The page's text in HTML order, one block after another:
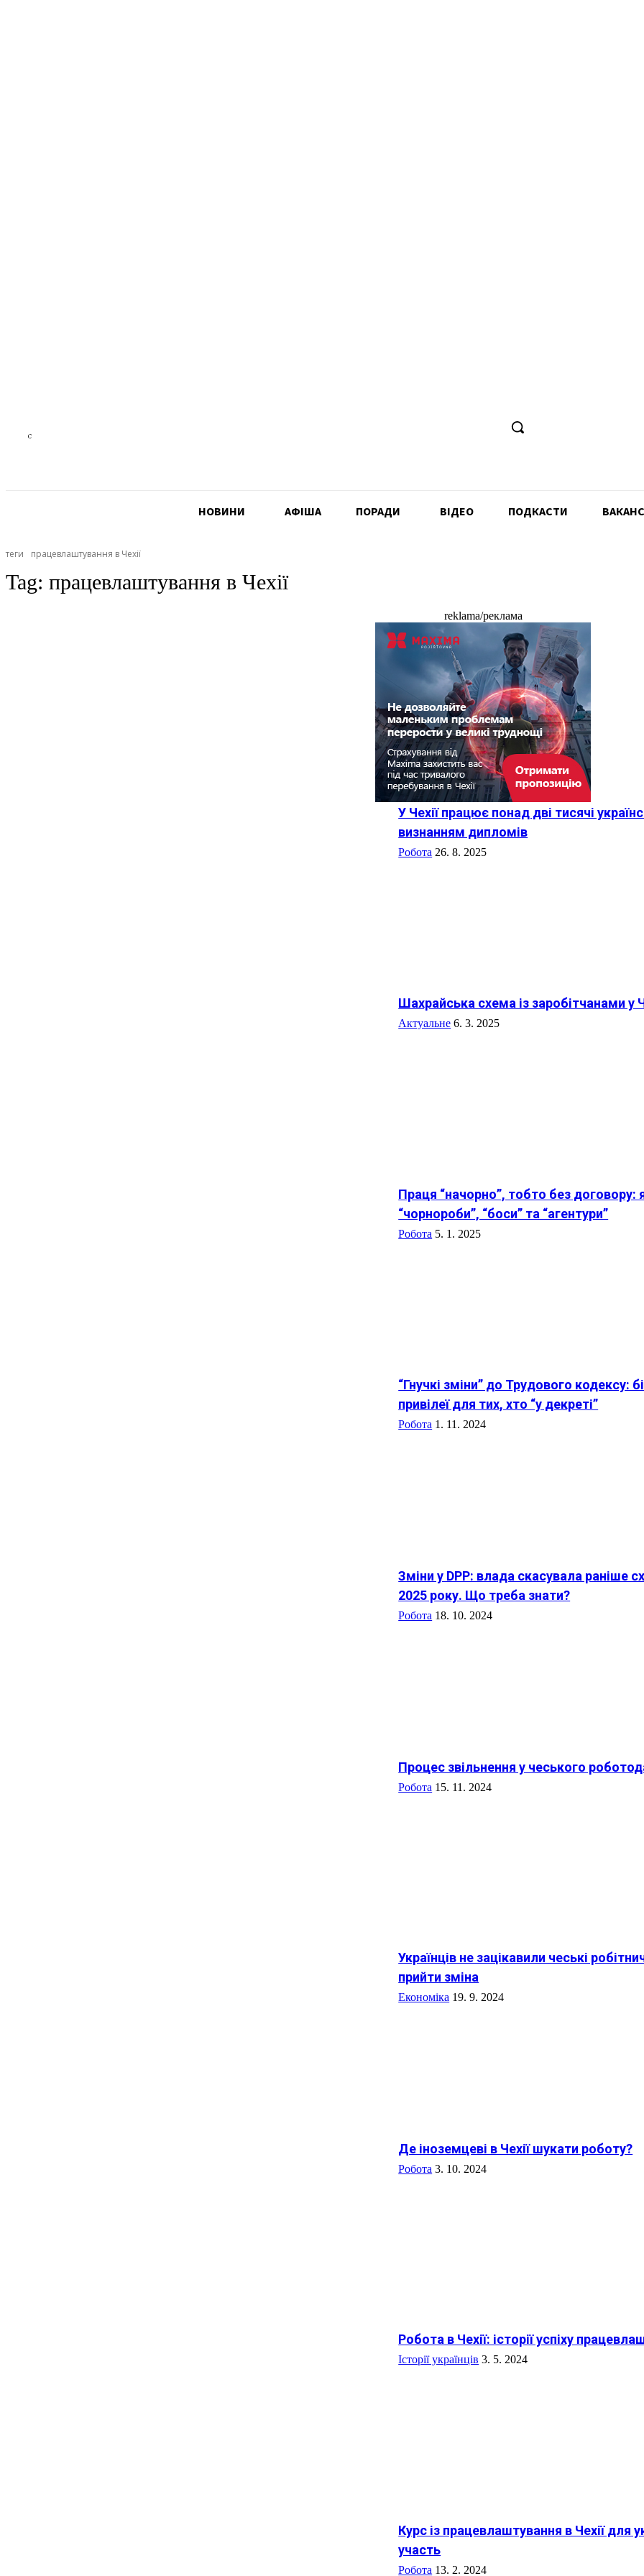
C
НОВИНИ АФIША ПОРАДИ ВІДЕО ПОДКАСТИ
теги працевлаштування в Чехії
Tag: працевлаштування в Чехії
reklama/реклама
У Чехії працює понад дві тисячі
визнанням дипломів
Робота 26. 8. 2025
Шахрайська схема із заробітчанами у
Актуальне 6. 3. 2025
Праця “начорно”, тобто без
“чорнороби”, “боси” та “агентури”
Робота 5. 1. 2025
“Гнучкі зміни” до Трудового
привілеї для тих, хто “у декреті”
Робота 1. 11. 2024
Зміни у DPP: влада скасувала раніше
2025 року. Що треба знати?
Робота 18. 10. 2024
Процес звільнення у чеського
Робота 15. 11. 2024
Українців не зацікавили чеські
прийти зміна
Економіка 19. 9. 2024
Де іноземцеві в Чехії шукати роботу?
Робота 3. 10. 2024
Робота в Чехії: історії успіху
Історії українців 3. 5. 2024
Курс із працевлаштування в Чехії для
участь
Робота 13. 2. 2024